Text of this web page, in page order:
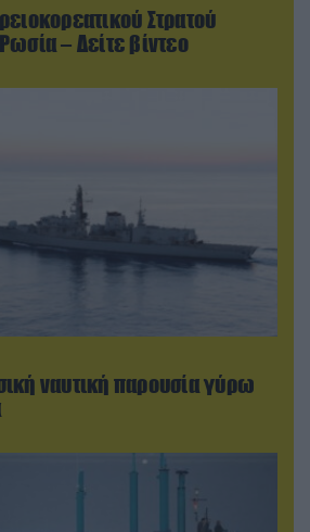
Στρατού
– Δείτε βίντεο
ναυτική παρουσία γύρω